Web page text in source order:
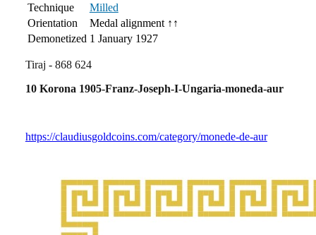
Technique
Milled
Orientation
Medal alignment ↑↑
Demonetized 1 January 1927
Tiraj - 868 624
10 Korona 1905-Franz-Joseph-I-Ungaria-moneda-aur
https://claudiusgoldcoins.com/category/monede-de-aur